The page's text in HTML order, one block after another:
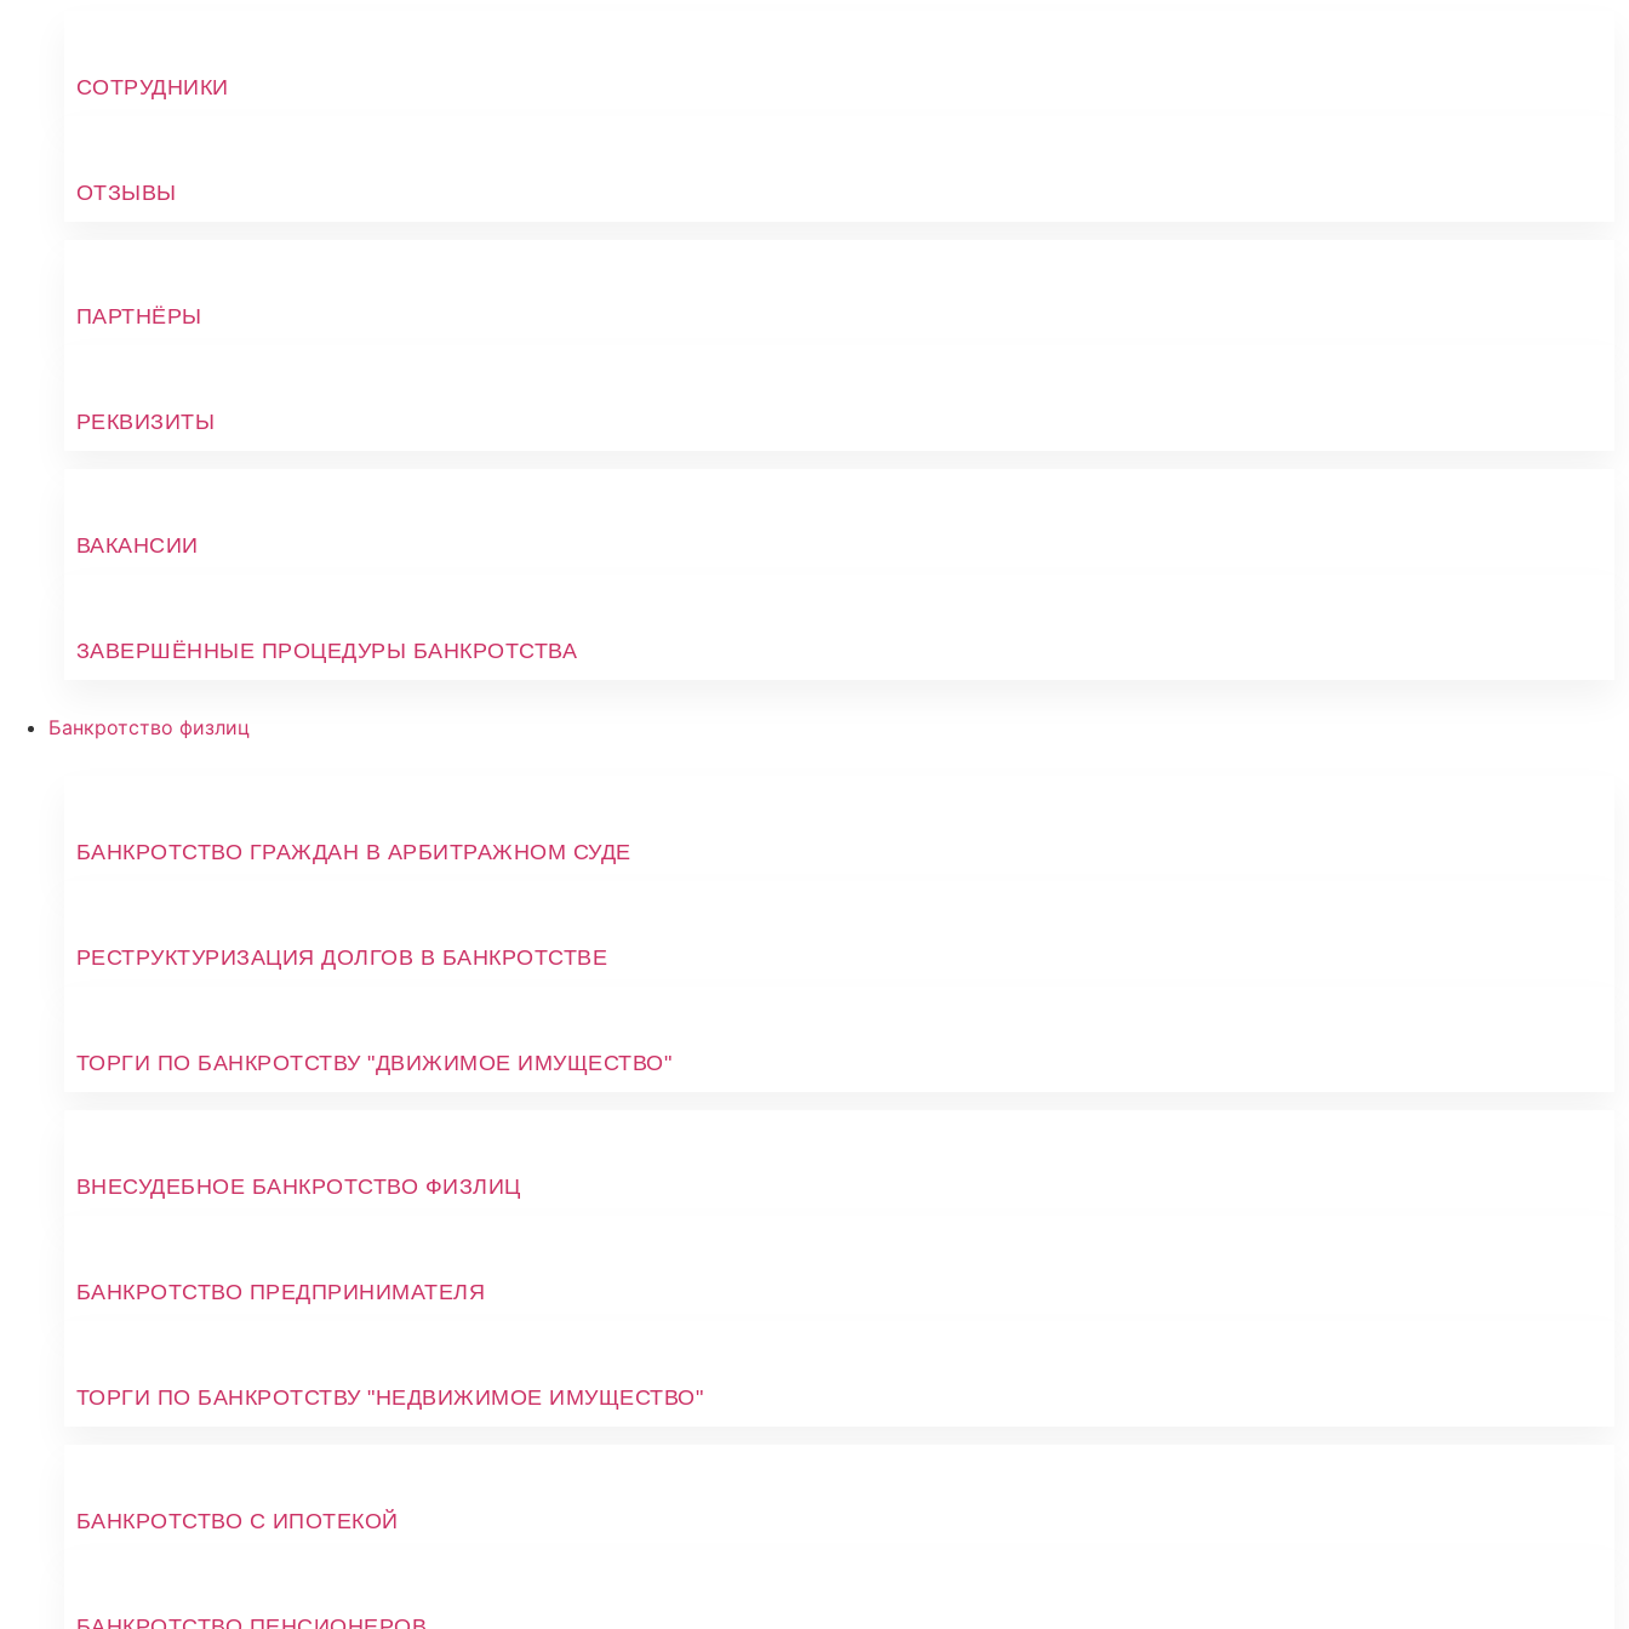
СОТРУДНИКИ
ОТЗЫВЫ
ПАРТНЁРЫ
РЕКВИЗИТЫ
ВАКАНСИИ
ЗАВЕРШЁННЫЕ ПРОЦЕДУРЫ БАНКРОТСТВА
Банкротство физлиц
БАНКРОТСТВО ГРАЖДАН В АРБИТРАЖНОМ СУДЕ
РЕСТРУКТУРИЗАЦИЯ ДОЛГОВ В БАНКРОТСТВЕ
ТОРГИ ПО БАНКРОТСТВУ "ДВИЖИМОЕ ИМУЩЕСТВО"
ВНЕСУДЕБНОЕ БАНКРОТСТВО ФИЗЛИЦ
БАНКРОТСТВО ПРЕДПРИНИМАТЕЛЯ
ТОРГИ ПО БАНКРОТСТВУ "НЕДВИЖИМОЕ ИМУЩЕСТВО"
БАНКРОТСТВО С ИПОТЕКОЙ